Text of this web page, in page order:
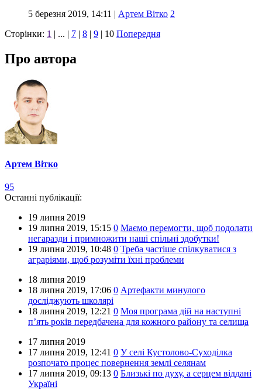
5 березня 2019, 14:11 | Артем Вітко 2
Сторінки: 1 | ... | 7 | 8 | 9 | 10 Попередня
Про автора
Артем Вітко
95
Останні публікації:
19 липня 2019
19 липня 2019, 15:15 0 Маємо перемогти, щоб подолати
негаразди і примножити наші спільні здобутки!
19 липня 2019, 10:48 0 Треба частіше спілкуватися з
аграріями, щоб розуміти їхні проблеми
18 липня 2019
18 липня 2019, 17:06 0 Артефакти минулого
досліджують школярі
18 липня 2019, 12:21 0 Моя програма дій на наступні
п’ять років передбачена для кожного району та селища
17 липня 2019
17 липня 2019, 12:41 0 У селі Кустолово-Суходілка
розпочато процес повернення землі селянам
17 липня 2019, 09:13 0 Близькі по духу, а серцем віддані
Україні